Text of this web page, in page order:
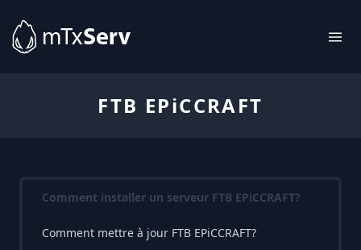
FTB EPiCCRAFT
Comment installer un serveur FTB EPiCCRAFT?
Comment mettre à jour FTB EPiCCRAFT?